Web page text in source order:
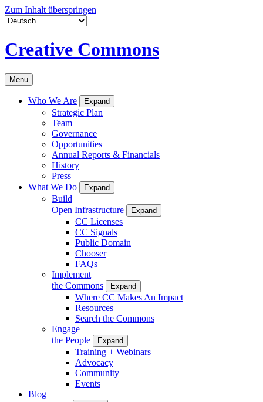
Zum Inhalt überspringen
Creative Commons
Menu
Who We Are Expand
Strategic Plan
Team
Governance
Opportunities
Annual Reports & Financials
History
Press
What We Do
Expand
Build
Open Infrastructure
Expand
CC Licenses
CC Signals
Public Domain
Chooser
FAQs
Implement
the Commons
Expand
Where CC Makes An Impact
Resources
Search the Commons
Engage
the People
Expand
Training + Webinars
Advocacy
Community
Events
Blog